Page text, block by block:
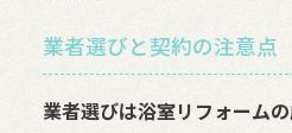
業者選びと契約の注意点
業者選びは浴室リフォーム